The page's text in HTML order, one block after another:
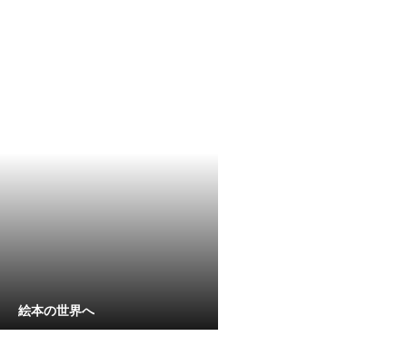
絵本の世界へ